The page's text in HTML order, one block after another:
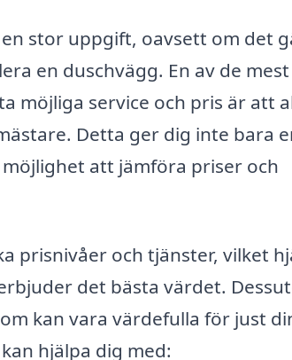
stor uppgift, oavsett om det
en duschvägg. En av de mest
möjliga service och pris är att
Detta ger dig inte bara
att jämföra priser och
prisnivåer och tjänster, vilket
det bästa värdet.
kan vara värdefulla för just
hjälpa dig med: